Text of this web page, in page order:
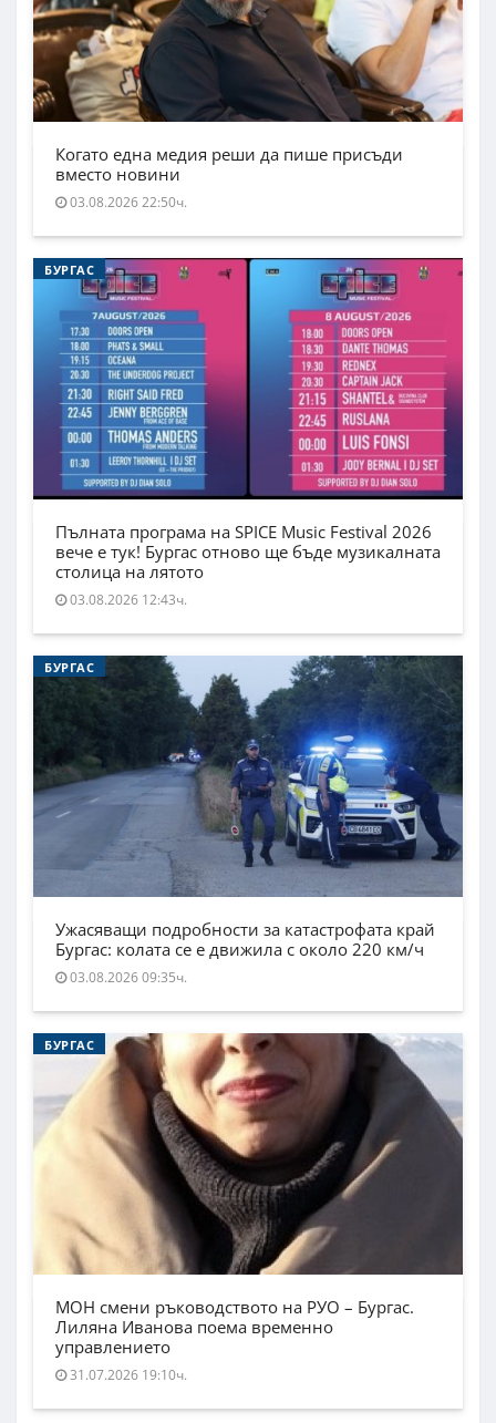
Когато една медия реши да пише присъди
вместо новини
03.08.2026 22:50ч.
БУРГАС
Пълната програма на SPICE Music Festival 2026
вече е тук! Бургас отново ще бъде музикалната
столица на лятото
03.08.2026 12:43ч.
БУРГАС
Ужасяващи подробности за катастрофата край
Бургас: колата се е движила с около 220 км/ч
03.08.2026 09:35ч.
БУРГАС
МОН смени ръководството на РУО – Бургас.
Лиляна Иванова поема временно
управлението
31.07.2026 19:10ч.